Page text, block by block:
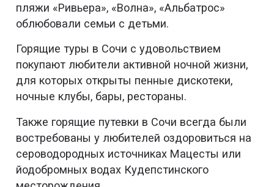
пляжи «Ривьера», «Волна», «Альбатрос»
облюбовали семьи с детьми.
Горящие туры в Сочи с удовольствием
покупают любители активной ночной жизни,
для которых открыты пенные дискотеки,
ночные клубы, бары, рестораны.
Также горящие путевки в Сочи всегда были
востребованы у любителей оздоровиться на
сероводородных источниках Мацесты или
йодобромных водах Кудепстинского